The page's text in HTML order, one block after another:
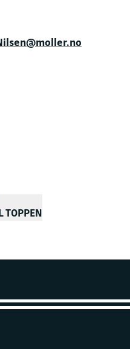
TOPPEN